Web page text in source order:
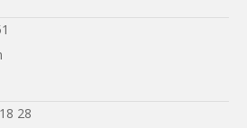
28